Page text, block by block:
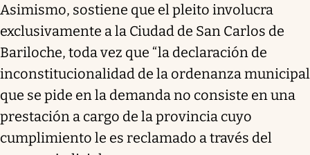
Asimismo, sostiene que el pleito involucra
exclusivamente a la Ciudad de San Carlos de
Bariloche, toda vez que “la declaración de
inconstitucionalidad de la ordenanza municipal
que se pide en la demanda no consiste en una
prestación a cargo de la provincia cuyo
cumplimiento le es reclamado a través del